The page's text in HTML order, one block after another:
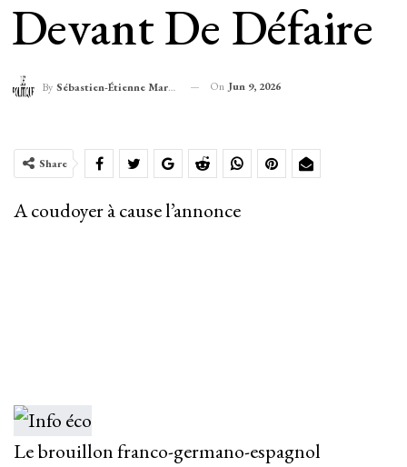
Devant De Défaire
By Sébastien-Étienne Marechal On Jun 9, 2026
Share
A coudoyer à cause l’annonce
Le brouillon franco-germano-espagnol